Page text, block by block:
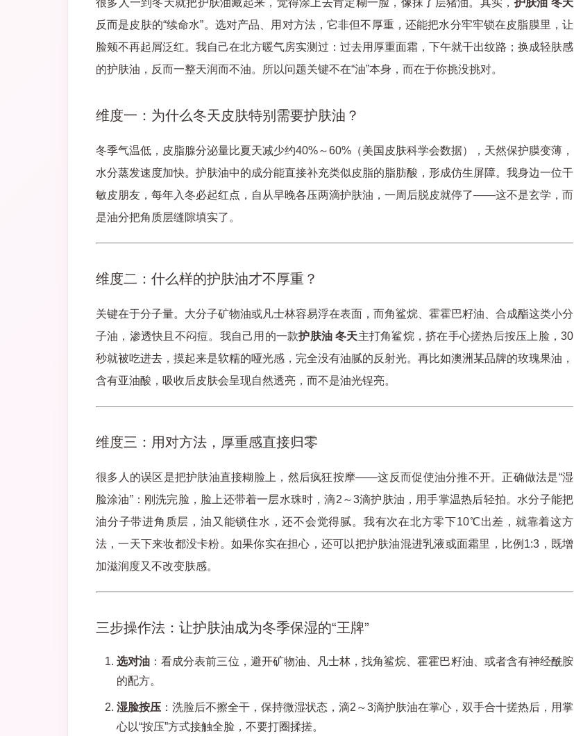
很多人一到冬天就把护肤油藏起来，觉得涂上去肯定糊一脸，像抹了层猪油。其实， 护肤油 冬天
反而是皮肤的“续命水”。选对产品、用对方法，它非但不厚重，还能把水分牢牢锁在皮脂膜里，让
脸颊不再起屑泛红。我自己在北方暖气房实测过：过去用厚重面霜，下午就干出纹路；换成轻肤感
的护肤油，反而一整天润而不油。所以问题关键不在“油”本身，而在于你挑没挑对。
维度一：为什么冬天皮肤特别需要护肤油？
冬季气温低，皮脂腺分泌量比夏天减少约40%～60%（美国皮肤科学会数据），天然保护膜变薄，
水分蒸发速度加快。护肤油中的成分能直接补充类似皮脂的脂肪酸，形成仿生屏障。我身边一位干
敏皮朋友，每年入冬必起红点，自从早晚各压两滴护肤油，一周后脱皮就停了——这不是玄学，而
是油分把角质层缝隙填实了。
维度二：什么样的护肤油才不厚重？
关键在于分子量。大分子矿物油或凡士林容易浮在表面，而角鲨烷、霍霍巴籽油、合成酯这类小分
子油，渗透快且不闷痘。我自己用的一款护肤油 冬天主打角鲨烷，挤在手心搓热后按压上脸，30
秒就被吃进去，摸起来是软糯的哑光感，完全没有油腻的反射光。再比如澳洲某品牌的玫瑰果油，
含有亚油酸，吸收后皮肤会呈现自然透亮，而不是油光锃亮。
维度三：用对方法，厚重感直接归零
很多人的误区是把护肤油直接糊脸上，然后疯狂按摩——这反而促使油分推不开。正确做法是“湿
脸涂油”：刚洗完脸，脸上还带着一层水珠时，滴2～3滴护肤油，用手掌温热后轻拍。水分子能把
油分子带进角质层，油又能锁住水，还不会觉得腻。我有次在北方零下10℃出差，就靠着这方
法，一天下来妆都没卡粉。如果你实在担心，还可以把护肤油混进乳液或面霜里，比例1:3，既增
加滋润度又不改变肤感。
三步操作法：让护肤油成为冬季保湿的“王牌”
选对油 ：看成分表前三位，避开矿物油、凡士林，找角鲨烷、霍霍巴籽油、或者含有神经酰胺
的配方。
湿脸按压 ：洗脸后不擦全干，保持微湿状态，滴2～3滴护肤油在掌心，双手合十搓热后，用掌
心以“按压”方式接触全脸，不要打圈揉搓。